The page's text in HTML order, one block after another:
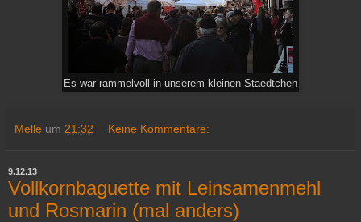
Es war rammelvoll in unserem kleinen Staedtchen
Melle um 21:32 Keine Kommentare:
9.12.13
Vollkornbaguette mit Leinsamenmehl
und Rosmarin (mal anders)